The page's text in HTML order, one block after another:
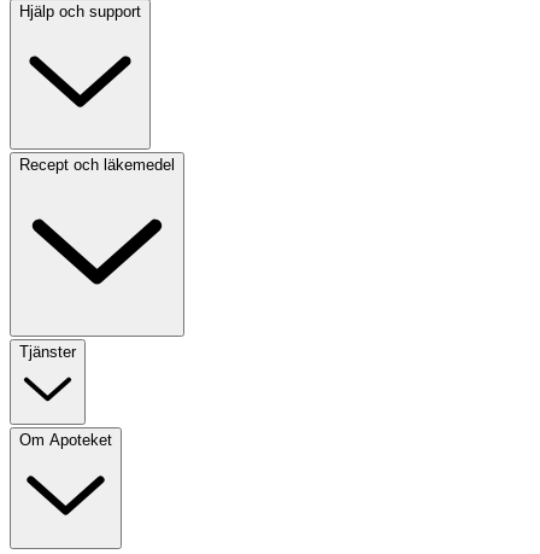
Hjälp och support
Recept och läkemedel
Tjänster
Om Apoteket